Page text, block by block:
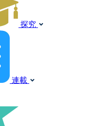
探究
連載